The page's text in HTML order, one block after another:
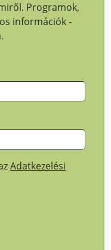
Programok,
információk -
Adatkezelési